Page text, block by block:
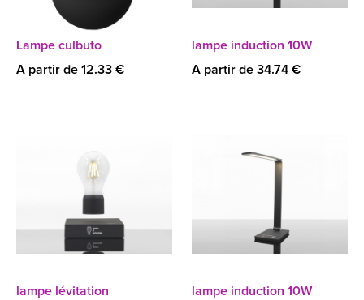
Lampe culbuto
A partir de 12.33 €
lampe induction 10W
A partir de 34.74 €
lampe lévitation
lampe induction 10W